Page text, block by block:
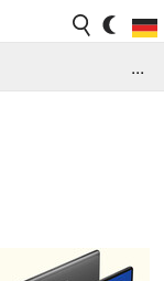
...